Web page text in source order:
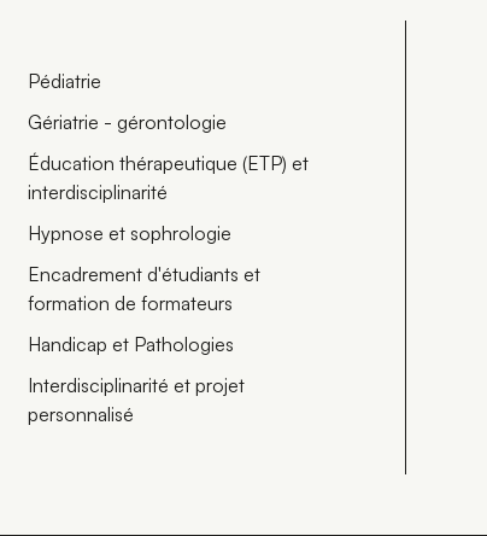
Pédiatrie
Gériatrie - gérontologie
Éducation thérapeutique (ETP) et
interdisciplinarité
Hypnose et sophrologie
Encadrement d'étudiants et
formation de formateurs
Handicap et Pathologies
Interdisciplinarité et projet
personnalisé